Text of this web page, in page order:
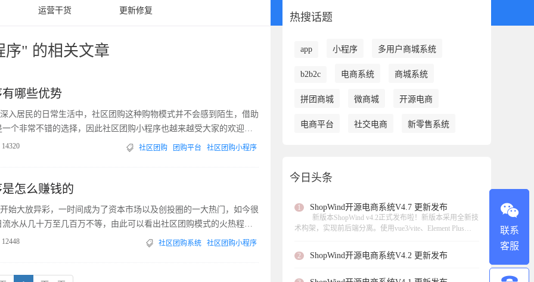
运营干货 更新修复
序" 的相关文章
哪些优势
入居民的日常生活中，社区团购这种购物模式并不会感到陌生，借助
个非常不错的选择，因此社区团购小程序也越来越受大家的欢迎，
势有哪些呢?
社区团购 团购平台 社区团购小程序
14320
怎么赚钱的
始大放异彩，一时间成为了资本市场以及创投圈的一大热门，如今很
水从几十万至几百万不等，由此可以看出社区团购模式的火热程
手创业者的加入，那么社区团购小程序的赚钱方式有哪些呢?
社区团购系统 社区团购小程序
12448
热搜话题
app 小程序 多用户商城系统
b2b2c 电商系统 商城系统
拼团商城 微商城 开源电商
电商平台 社交电商 新零售系统
今日头条
1 ShopWind开源电商系统V4.7 更新发布
新版本ShopWind v4.2正式发布啦！新版本采用全新技
术构架，实现前后端分离。使用vue3/vite、Element Plus
品的支持、支持扫码核销等功能，，修复了不少功能模块
2 ShopWind开源电商系统V4.2 更新发布
联系
客服